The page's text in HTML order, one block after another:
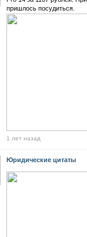
пришлось посудиться.
1 лет назад
Юридические цитаты